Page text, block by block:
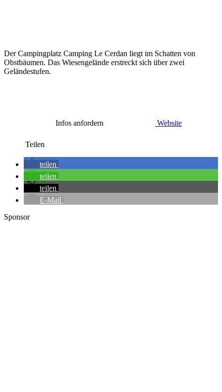
Der Campingplatz Camping Le Cerdan liegt im Schatten von
Obstbäumen. Das Wiesengelände erstreckt sich über zwei
Geländestufen.
Infos anfordern Website
Teilen
teilen
teilen
teilen
E-Mail
Sponsor